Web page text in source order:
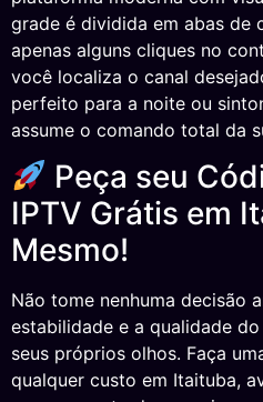
grade é dividida em abas de
apenas alguns cliques no
você localiza o canal
perfeito para a noite ou
assume o comando total da
Peça seu
IPTV Grátis em
Mesmo!
Não tome nenhuma decisão
estabilidade e a qualidade
seus próprios olhos. Faça
qualquer custo em Itaituba,